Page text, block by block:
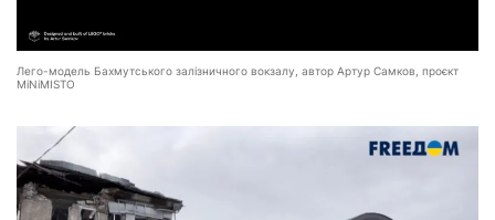
Лего-модель Бахмутського залізничного вокзалу, автор Артур Самков, проєкт
MiNiMISTO